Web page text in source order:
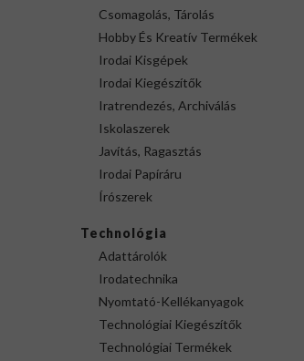
Csomagolás, Tárolás
Hobby És Kreatív Termékek
Irodai Kisgépek
Irodai Kiegészítők
Iratrendezés, Archiválás
Iskolaszerek
Javítás, Ragasztás
Irodai Papíráru
Írószerek
Technológia
Adattárolók
Irodatechnika
Nyomtató-Kellékanyagok
Technológiai Kiegészítők
Technológiai Termékek